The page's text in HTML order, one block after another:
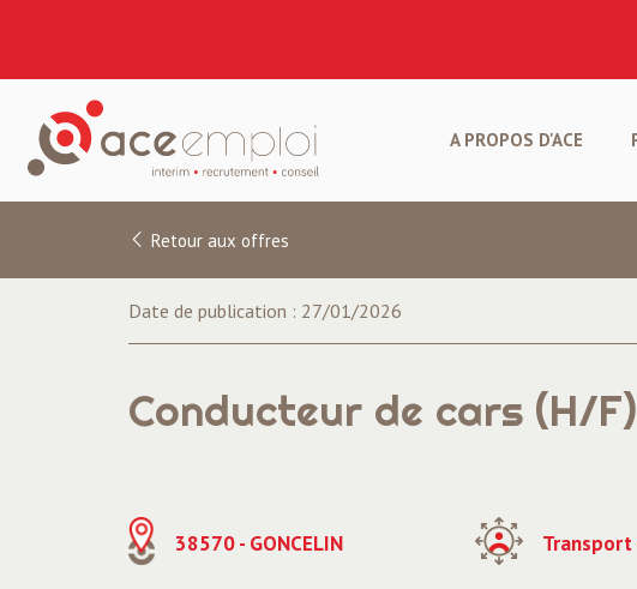
A PROPOS D'ACE
Retour aux offres
Date de publication : 27/01/2026
Conducteur de cars (H/F)
38570 - GONCELIN Transport